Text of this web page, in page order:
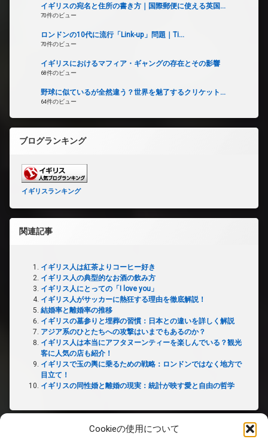
Cookieの使用について
イギリスの宛名と住所の書き方｜国際郵便に使える英国...
70件のビュー
ロンドンの10代に流行「Link-up」問題｜Ti...
70件のビュー
イギリスにおけるマフィア・ギャングの存在とその影響
68件のビュー
野球に似ているが全然違う？世界を魅了するクリケット...
64件のビュー
ブログランキング
イギリスランキング
関連記事
イギリス人は紅茶よりコーヒー好き
イギリス人の典型的なお酒の飲み方
イギリス人にとっての「I love you」
イギリス人がサッカーに熱狂する理由を徹底解説！
結婚率と離婚率の推移
イギリスの墓参りと埋葬の習慣：日本との違いを詳しく解説
アジア系のひとたちへの攻撃はいまでもあるのか？
イギリス人は本当にアフタヌーンティーを楽しんでいる？観光
客に人気の店も紹介！
イギリスで玉の輿に乗るための戦略：ロンドンではなく地方で
目立て！
イギリスの同性婚と離婚の現実：統計が映す愛と自由の哲学